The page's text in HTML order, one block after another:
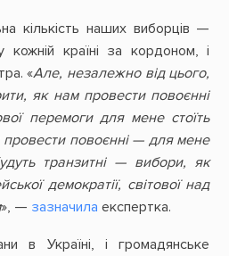
кількість наших виборців —
країні за кордоном, і
«Але, незалежно від цього,
як нам провести повоєнні
перемоги для мене стоїть
повоєнні — для мене
транзитні — вибори, як
демократії, світової над
», — зазначила експертка.
в Україні, і громадянське